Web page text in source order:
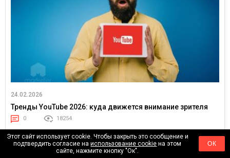
24.02.2026
Тренды YouTube 2026: куда движется внимание зрителя
0 18254
Этот сайт использует cookie. Чтобы закрыть это сообщение и
подтвердить согласие наиспользование cookie на этом
сайте, нажмите кнопку "Ок".
ОК